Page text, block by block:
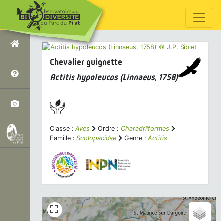
Chevalier guignette
Actitis hypoleucos(Linnaeus, 1758)
Classe : Aves Ordre : Charadriiformes
Famille : Scolopacidae Genre : Actitis